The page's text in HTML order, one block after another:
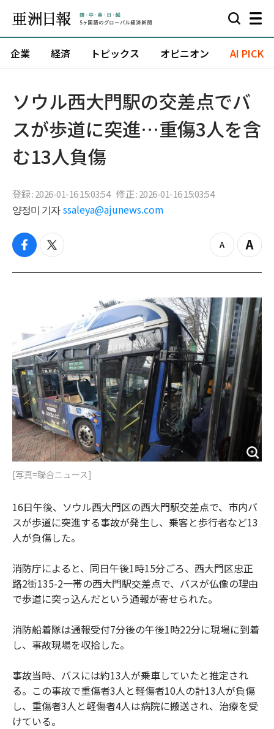
企業 経済 トピックス オピニオン AI PICK
ソウル西大門駅の交差点でバ
スが歩道に突進…重傷3人を含
む13人負傷
登録 : 2026-01-16 15:03:54 修正 : 2026-01-16 15:03:54
양정미 기자 ssaleya@ajunews.com
f
c
k
t
i
z
o
o
u
t
Z
o
i
n
[写真=聯合ニュース]
16日午後、ソウル西大門区の西大門駅交差点で、市内バ
スが歩道に突進する事故が発生し、乗客と歩行者など13
人が負傷した。
消防庁によると、同日午後1時15分ごろ、西大門区忠正
路2街135-2一帯の西大門駅交差点で、バスが仏像の理由
で歩道に突っ込んだという通報が寄せられた。
消防船着隊は通報受付7分後の午後1時22分に現場に到着
し、事故現場を収拾した。
事故当時、バスには約13人が乗車していたと推定され
る。この事故で重傷者3人と軽傷者10人の計13人が負傷
し、重傷者3人と軽傷者4人は病院に搬送され、治療を受
けている。